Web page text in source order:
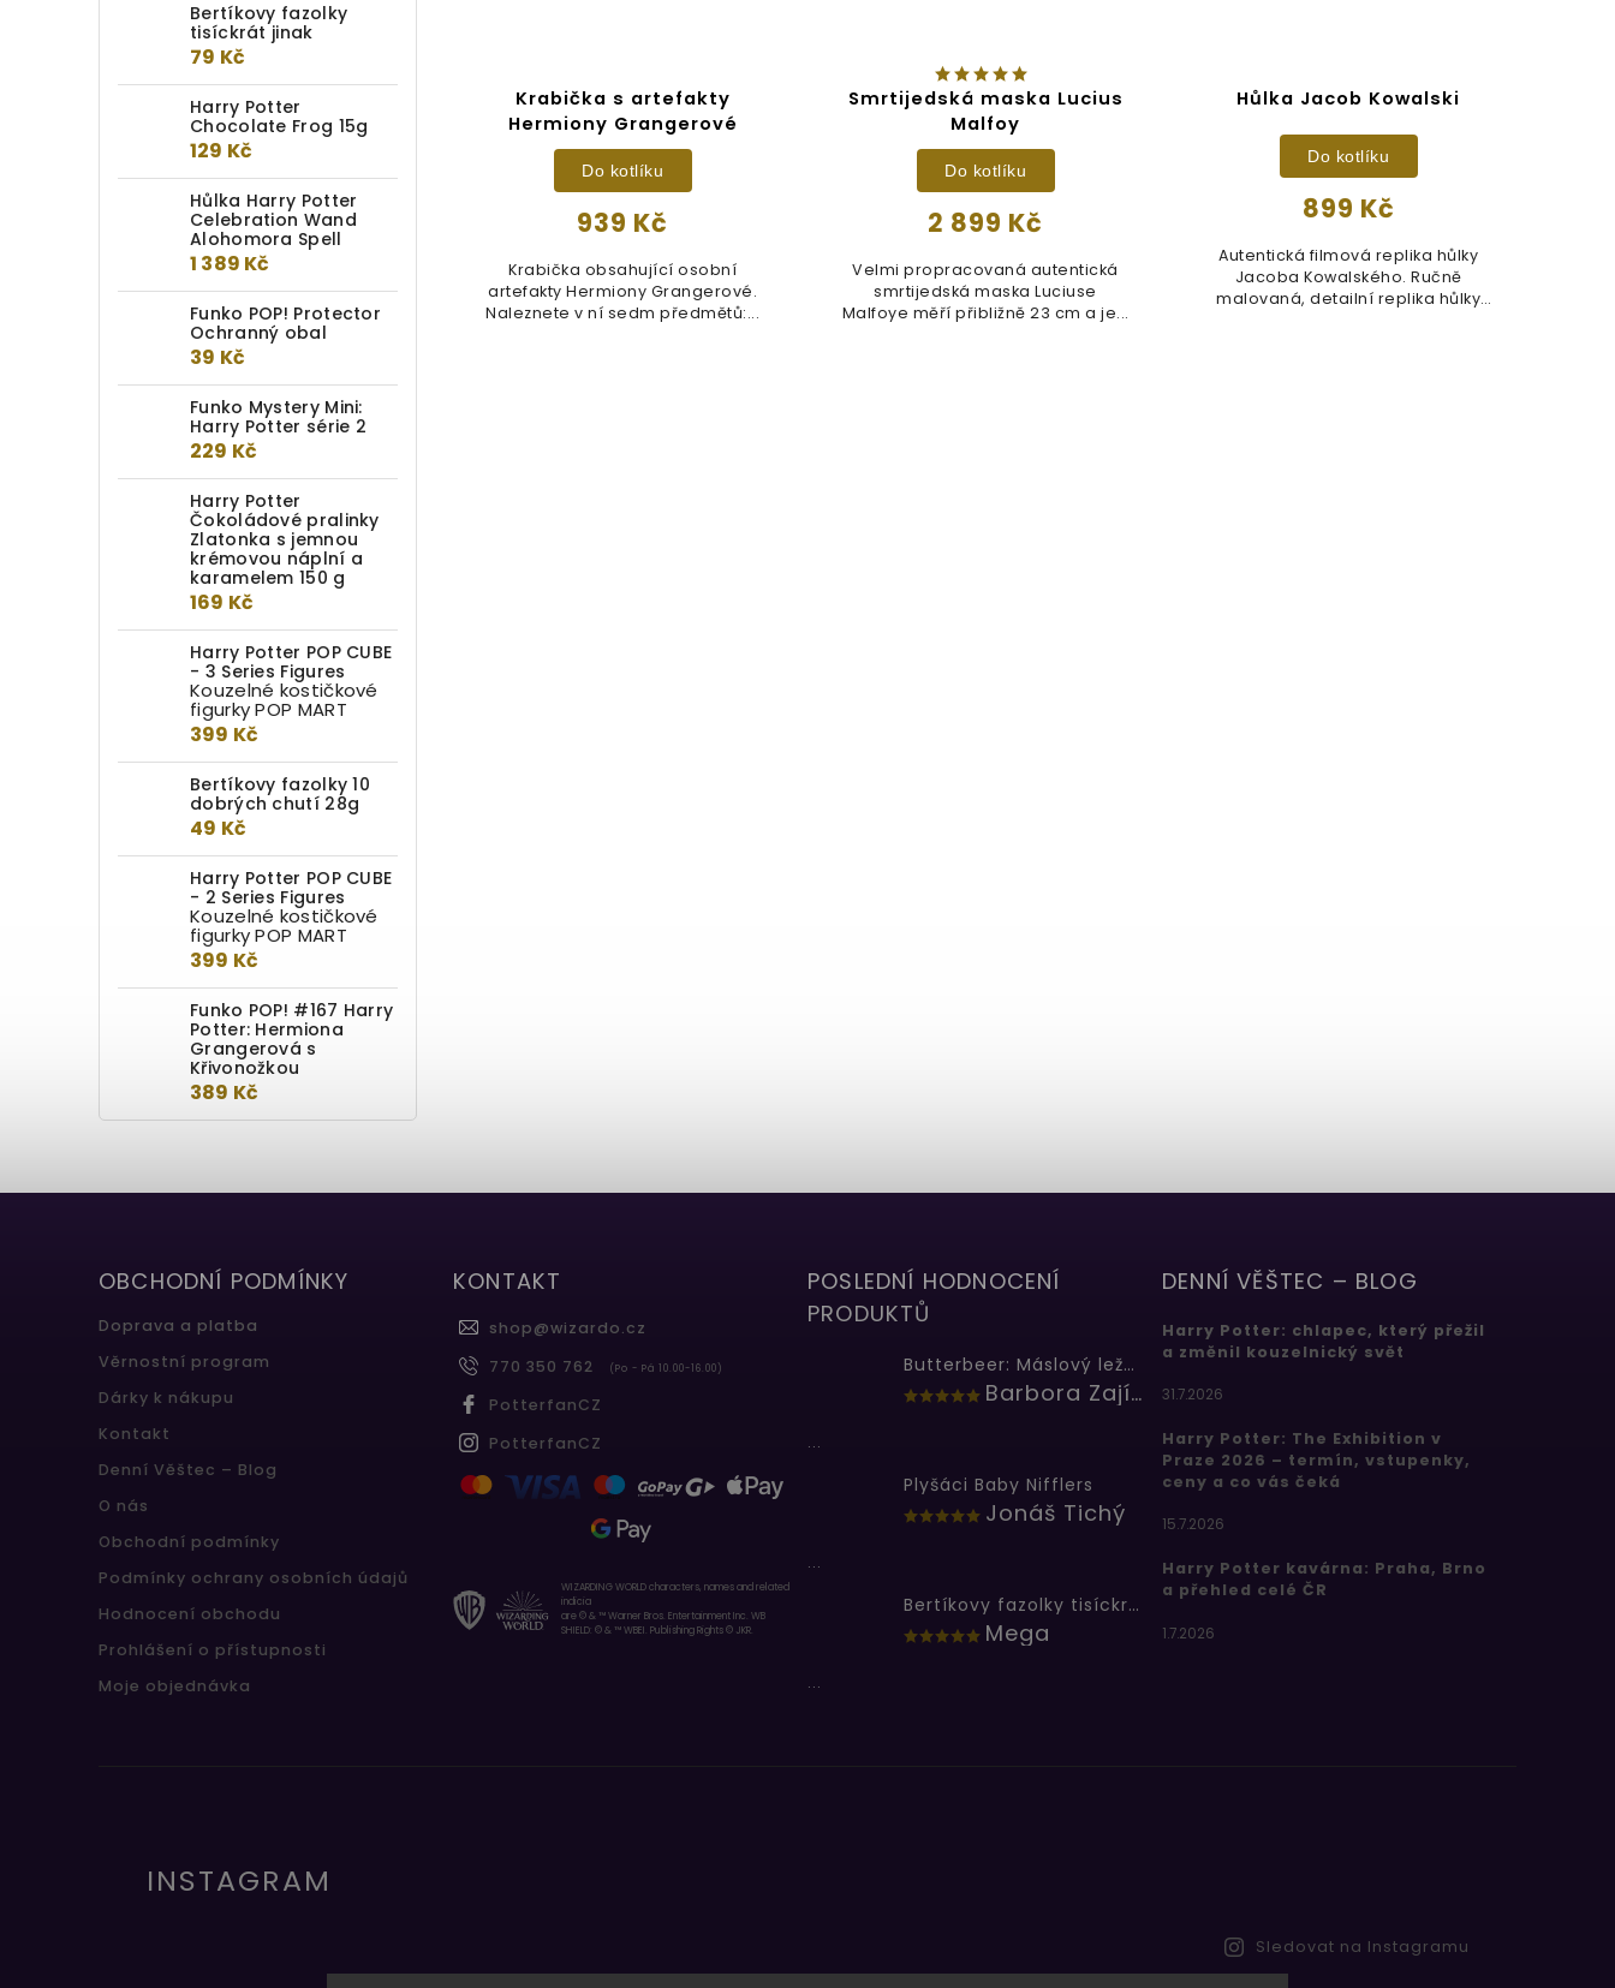
Bertíkovy fazolky
tisíckrát jinak
79 Kč
Harry Potter
Chocolate Frog 15g
129 Kč
Hůlka Harry Potter
Celebration Wand
Alohomora Spell
1 389 Kč
Funko POP! Protector
Ochranný obal
39 Kč
Funko Mystery Mini:
Harry Potter série 2
229 Kč
Harry Potter
Čokoládové pralinky
Zlatonka s jemnou
krémovou náplní a
karamelem 150 g
169 Kč
Harry Potter POP CUBE
- 3 Series Figures
Kouzelné kostičkové
figurky POP MART
399 Kč
Bertíkovy fazolky 10
dobrých chutí 28g
49 Kč
Harry Potter POP CUBE
- 2 Series Figures
Kouzelné kostičkové
figurky POP MART
399 Kč
Funko POP! #167 Harry
Potter: Hermiona
Grangerová s
Křivonožkou
389 Kč
Hůlka Gregorovič
849 Kč
Do kotlíku
Oficiální replika hůlky Gregoroviče
(Gregorovitch), výrobce
kouzelnických hůlek. Součástí
hůlky...
Krabička s artefakty
Hermiony Grangerové
939 Kč
Do kotlíku
Krabička obsahující osobní
artefakty Hermiony Grangerové.
Naleznete v ní sedm předmětů:...
Smrtijedská maska Lucius
Malfoy
2 899 Kč
Do kotlíku
Velmi propracovaná autentická
smrtijedská maska Luciuse
Malfoye měří přibližně 23 cm a je...
Hůlka Jacob Kowalski
899 Kč
Do kotlíku
Autentická filmová replika hůlky
Jacoba Kowalského. Ručně
malovaná, detailní replika hůlky
OBCHODNÍ PODMÍNKY
Doprava a platba
Věrnostní program
Dárky k nákupu
Kontakt
Denní Věštec – Blog
O nás
Obchodní podmínky
Podmínky ochrany osobních údajů
Hodnocení obchodu
Prohlášení o přístupnosti
Moje objednávka
KONTAKT
shop@wizardo.cz
770 350 762
(Po - Pá 10.00-16.00)
PotterfanCZ
PotterfanCZ
WIZARDING WORLD characters, names and related
indicia
are © & ™ Warner Bros. Entertainment Inc. WB
SHIELD: © & ™ WBEI. Publishing Rights © JKR.
POSLEDNÍ HODNOCENÍ
PRODUKTŮ
Butterbeer: Máslový ležák
Barbora Zajícová
...
Plyšáci Baby Nifflers
Jonáš Tichý
...
Bertíkovy fazolky tisíckrát jinak
Mega
...
DENNÍ VĚŠTEC – BLOG
Harry Potter: chlapec, který přežil
a změnil kouzelnický svět
31.7.2026
Harry Potter: The Exhibition v
Praze 2026 – termín, vstupenky,
ceny a co vás čeká
15.7.2026
Harry Potter kavárna: Praha, Brno
a přehled celé ČR
1.7.2026
INSTAGRAM
Sledovat na Instagramu